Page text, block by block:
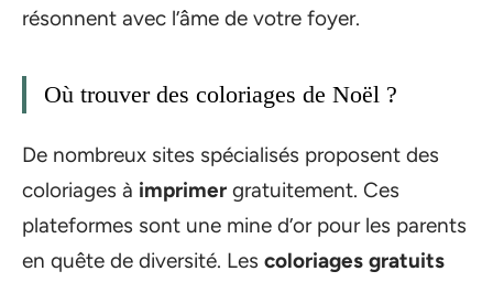
résonnent avec l’âme de votre foyer.
Où trouver des coloriages de Noël ?
De nombreux sites spécialisés proposent des
coloriages à imprimer gratuitement. Ces
plateformes sont une mine d’or pour les parents
en quête de diversité. Les coloriages gratuits